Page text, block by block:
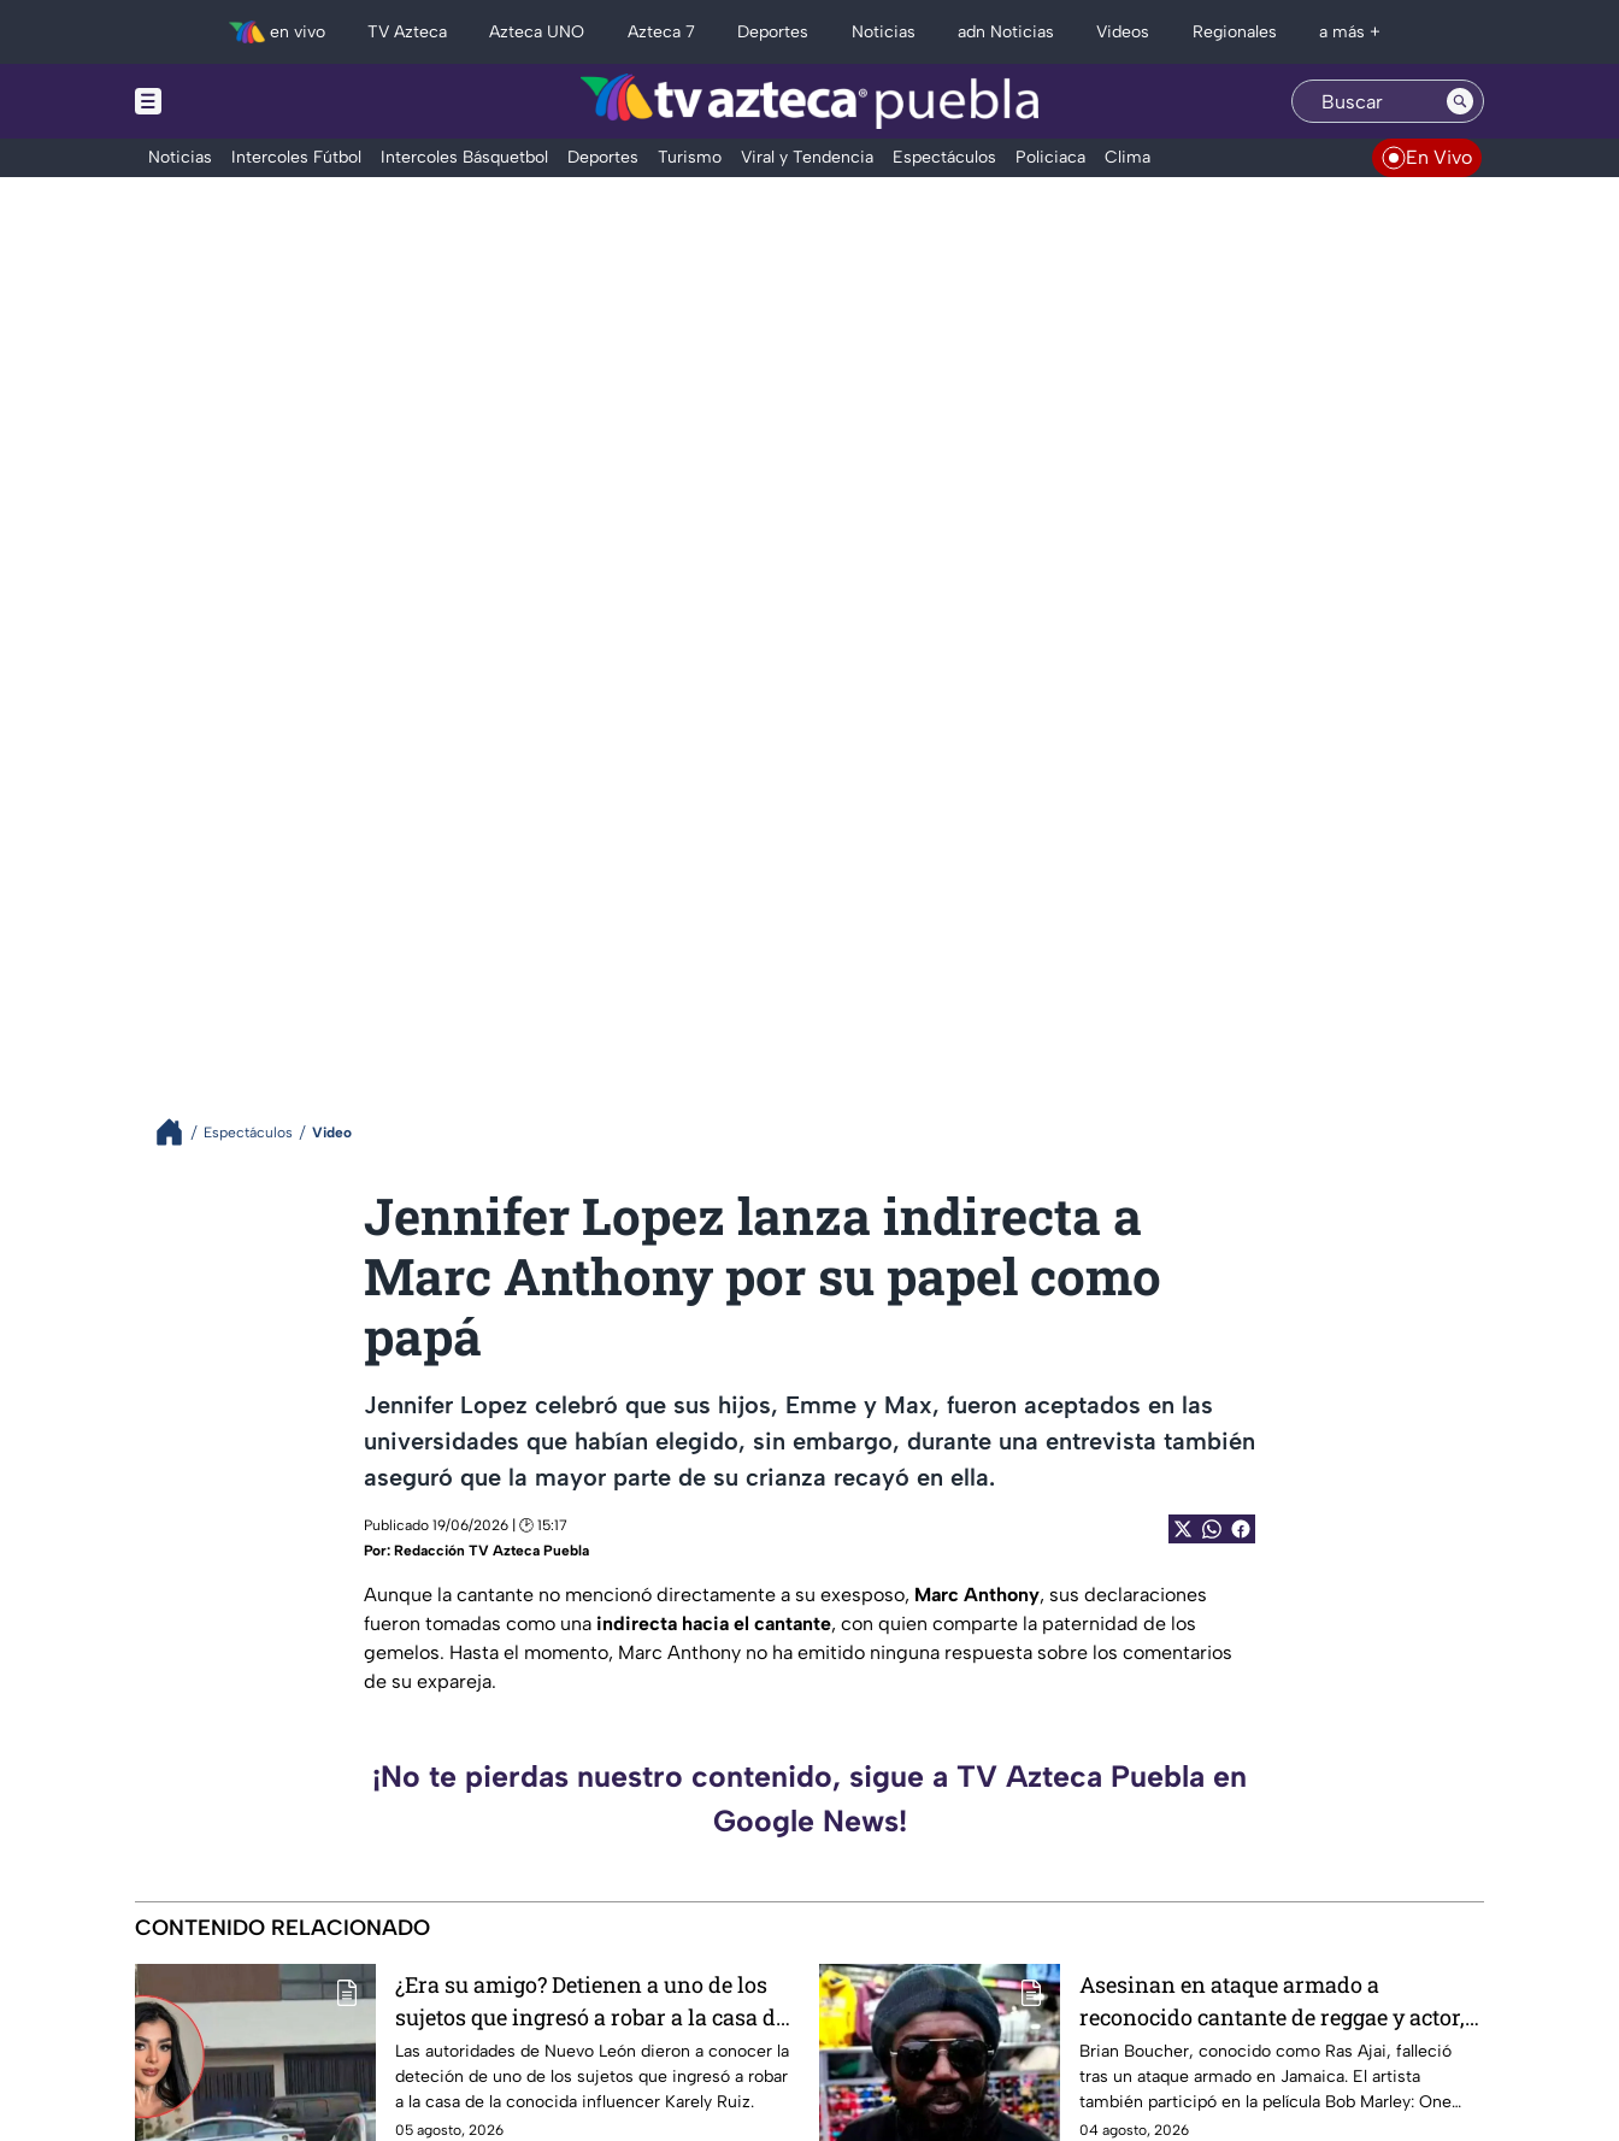
en vivo TV Azteca Azteca UNO Azteca 7 Deportes Noticias adn Noticias Videos Regionales a más +
Noticias Intercoles Fútbol Intercoles Básquetbol Deportes Turismo Viral y Tendencia Espectáculos Policiaca Clima En Vivo
Espectáculos Video
Jennifer Lopez lanza indirecta a
Marc Anthony por su papel como
papá
Jennifer Lopez celebró que sus hijos, Emme y Max, fueron aceptados en las
universidades que habían elegido, sin embargo, durante una entrevista también
aseguró que la mayor parte de su crianza recayó en ella.
Publicado 19/06/2026 | 🕑 15:17
Por: Redacción TV Azteca Puebla
Aunque la cantante no mencionó directamente a su exesposo, Marc Anthony, sus declaraciones
fueron tomadas como una indirecta hacia el cantante, con quien comparte la paternidad de los
gemelos. Hasta el momento, Marc Anthony no ha emitido ninguna respuesta sobre los comentarios
de su expareja.
¡No te pierdas nuestro contenido, sigue a TV Azteca Puebla en
Google News!
CONTENIDO RELACIONADO
¿Era su amigo? Detienen a uno de los
sujetos que ingresó a robar a la casa de
la influencer Karely Ruiz
Las autoridades de Nuevo León dieron a conocer la
deteción de uno de los sujetos que ingresó a robar
a la casa de la conocida influencer Karely Ruiz.
05 agosto, 2026
Asesinan en ataque armado a
reconocido cantante de reggae y actor,
Ras Ajai; esto se sabe
Brian Boucher, conocido como Ras Ajai, falleció
tras un ataque armado en Jamaica. El artista
también participó en la película Bob Marley: One
Love.
04 agosto, 2026